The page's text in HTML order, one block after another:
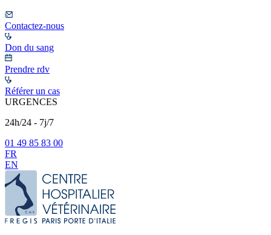
Contactez-nous
Don du sang
Prendre rdv
Référer un cas
URGENCES
24h/24 - 7j/7
01 49 85 83 00
FR
EN